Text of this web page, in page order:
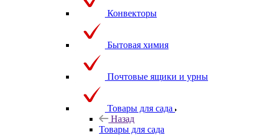
Конвекторы
Бытовая химия
Почтовые ящики и урны
Товары для сада
Назад
Товары для сада